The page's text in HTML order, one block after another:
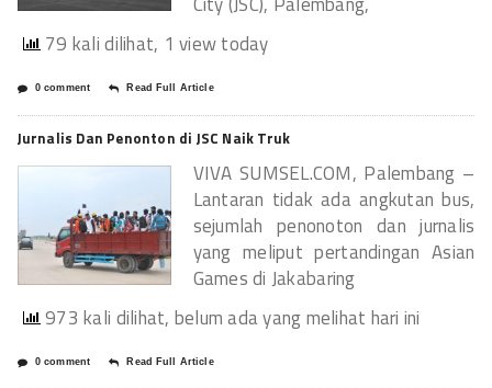
79 kali dilihat, 1 view today
0 comment Read Full Article
Jurnalis Dan Penonton di JSC Naik Truk
VIVA SUMSEL.COM, Palembang –
Lantaran tidak ada angkutan bus,
sejumlah penonoton dan jurnalis
yang meliput pertandingan Asian
Games di Jakabaring
973 kali dilihat, belum ada yang melihat hari ini
0 comment Read Full Article